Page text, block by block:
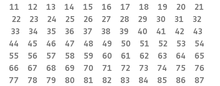
11
12 13 14 15 16 17 18 19 20
21
22
23 24 25 26 27 28 29 30 31
32
33
34 35 36 37 38 39 40 41 42
43
44
45 46 47 48 49 50 51 52 53
54
55
56 57 58 59 60 61 62 63 64
65
66
67 68 69 70 71 72 73 74 75
76
77
78 79 80 81 82 83 84 85 86
87